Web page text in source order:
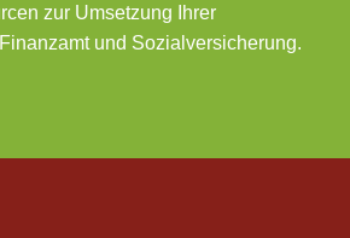
zur Umsetzung Ihrer
und Sozialversicherung.